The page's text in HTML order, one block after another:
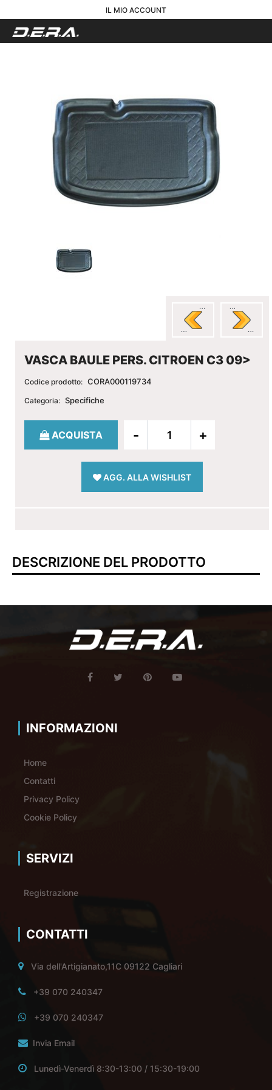
IL MIO ACCOUNT
VASCA BAULE PERS. CITROEN C3 09>
Codice prodotto: CORA000119734
Categoria: Specifiche
Quantità
ACQUISTA
AGG. ALLA WISHLIST
DESCRIZIONE DEL PRODOTTO
INFORMAZIONI
Home
Contatti
Privacy Policy
Cookie Policy
SERVIZI
Registrazione
CONTATTI
Via dell'Artigianato,11C 09122 Cagliari
+39 070 240347
+39 070 240347
Invia Email
Lunedì-Venerdì 8:30-13:00 / 15:30-19:00